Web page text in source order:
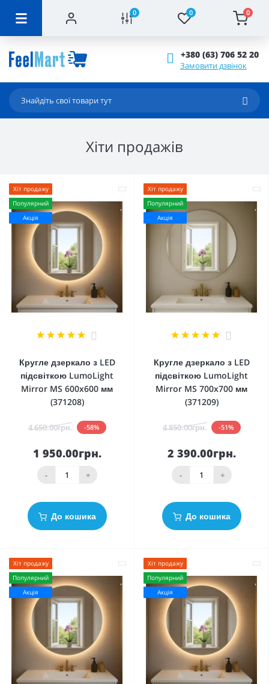
0 0 0
+380 (63) 706 52 20
Замовити дзвінок
Xiти продажiв
Хіт продажу
Популярний
Акція
4
Кругле дзеркало з LED
підсвіткою LumoLight
Mirror MS 600x600 мм
(371208)
4 650.00грн. -58%
1 950.00грн.
- +
До кошика
Хіт продажу
Популярний
Акція
4
Кругле дзеркало з LED
підсвіткою LumoLight
Mirror MS 700x700 мм
(371209)
4 850.00грн. -51%
2 390.00грн.
- +
До кошика
Хіт продажу
Популярний
Акція
Хіт продажу
Популярний
Акція